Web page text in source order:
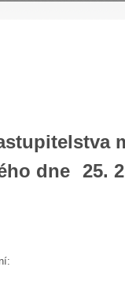
dne 25.